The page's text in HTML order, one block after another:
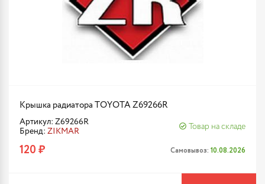
Крышка радиатора TOYOTA Z69266R
Артикул: Z69266R
Бренд: ZIKMAR
Товар на складе
120 ₽ Самовывоз: 10.08.2026